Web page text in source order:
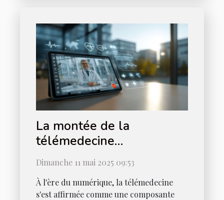
La montée de la
télémedecine
opportunités et défis pour
les systèmes de santé
mondiaux
Dimanche 11 mai 2025 09:53
À l'ère du numérique, la télémedecine
s'est affirmée comme une composante